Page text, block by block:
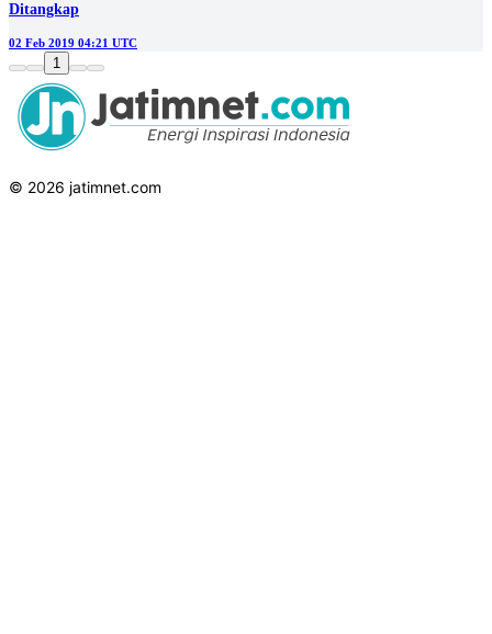
Ditangkap
02 Feb 2019 04:21 UTC
1
© 2026 jatimnet.com